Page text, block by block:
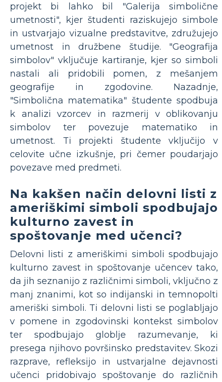
projekt bi lahko bil "Galerija simbolične
umetnosti", kjer študenti raziskujejo simbole
in ustvarjajo vizualne predstavitve, združujejo
umetnost in družbene študije. "Geografija
simbolov" vključuje kartiranje, kjer so simboli
nastali ali pridobili pomen, z mešanjem
geografije in zgodovine. Nazadnje,
"Simbolična matematika" študente spodbuja
k analizi vzorcev in razmerij v oblikovanju
simbolov ter povezuje matematiko in
umetnost. Ti projekti študente vključijo v
celovite učne izkušnje, pri čemer poudarjajo
povezave med predmeti.
Na kakšen način delovni listi z
ameriškimi simboli spodbujajo
kulturno zavest in
spoštovanje med učenci?
Delovni listi z ameriškimi simboli spodbujajo
kulturno zavest in spoštovanje učencev tako,
da jih seznanijo z različnimi simboli, vključno z
manj znanimi, kot so indijanski in temnopolti
ameriški simboli. Ti delovni listi se poglabljajo
v pomene in zgodovinski kontekst simbolov
ter spodbujajo globlje razumevanje, ki
presega njihovo površinsko predstavitev. Skozi
razprave, refleksijo in ustvarjalne dejavnosti
učenci pridobivajo spoštovanje do različnih